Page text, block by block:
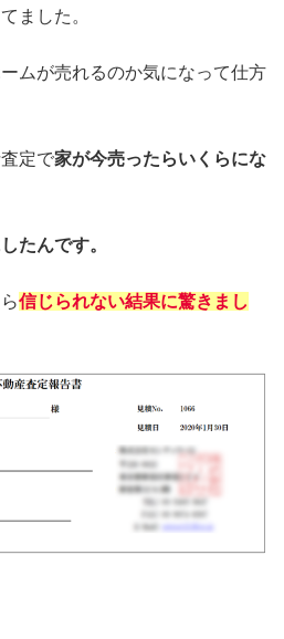
ました。
ムが売れるのか気になって仕方
定で家が今売ったらいくらにな
たんです。
信じられない結果に驚きまし